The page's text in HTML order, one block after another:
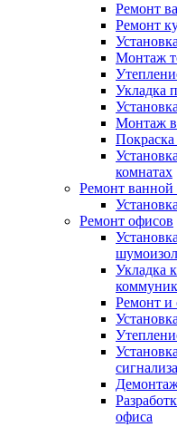
Ремонт
Ремонт
Монтаж
Укладка
Монтаж
Покраска
комнатах
Ремонт ванной
Ремонт офисов
Укладка
Ремонт и
офиса